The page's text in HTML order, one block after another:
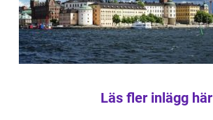
Läs fler inlägg här